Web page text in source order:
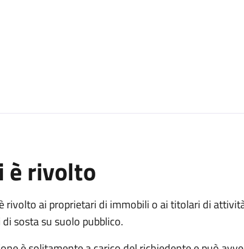
è rivolto
rivolto ai proprietari di immobili o ai titolari di
sosta su suolo pubblico.